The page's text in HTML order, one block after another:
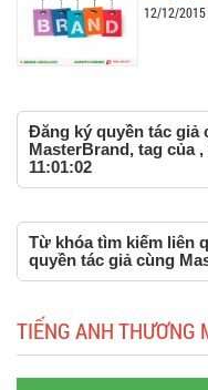
12/12/2015
Đăng ký quyền tác giả
MasterBrand, tag của ,
11:01:02
Từ khóa tìm kiếm liên
quyền tác giả cùng
TIẾNG ANH THƯƠNG